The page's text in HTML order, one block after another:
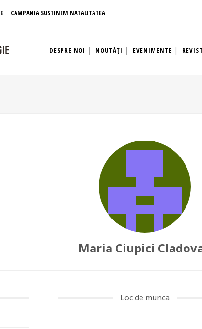
CAMPANIA SUSTINEM NATALITATEA
DESPRE NOI NOUTĂȚI EVENIMENTE
Maria Ciupici
Loc de munca